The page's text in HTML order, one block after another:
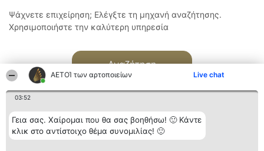
ΑΕΤΟΊ των αρτοποιείων Live chat
03:52
Γεια σας. Χαίρομαι που θα σας βοηθήσω! 🙂 Κάντε
κλικ στο αντίστοιχο θέμα συνομιλίας! 🙂
Ψάχνετε επιχείρηση; Ελέγξτε τη μηχανή αναζήτησης.
Χρησιμοποιήστε την καλύτερη υπηρεσία
Αναζήτηση